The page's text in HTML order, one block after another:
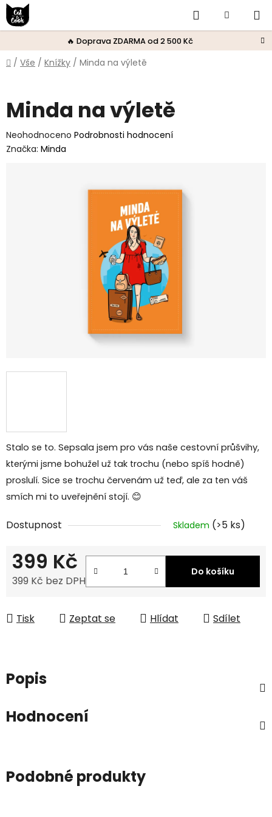
Přejít
na
obsah
🔥 Doprava ZDARMA od 2 500 Kč
HledatNákupní
košík
Domů
/ Vše / Knížky / Minda na výletě
Stalo se to. Sepsala jsem pro vás naše cestovní průšvihy,
kterými jsme bohužel už tak trochu (nebo spíš hodně)
proslulí. Sice se trochu červenám už teď, ale za ten váš
smích mi to uveřejnění stojí. 😊
Dostupnost Skladem (>5 ks)
399 Kč
399 Kč bez DPH
Do košíku
Tisk Zeptat se Hlídat Sdílet
Minda na výletě
Průměrné
hodnocení
Neohodnoceno Podrobnosti hodnocení
Značka: Minda
Popis
Hodnocení
Podobné produkty